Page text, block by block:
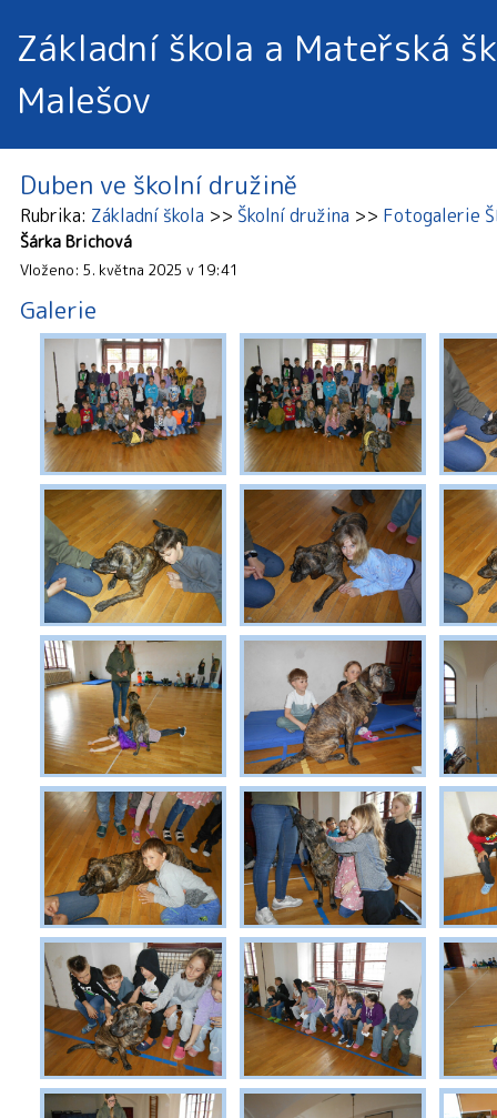
Základní škola a Mateřská
Malešov
Duben ve školní družině
Rubrika Základní škola Školní družina Fotogalerie
Šárka Brichová
Vloženo: 5. května 2025 v 19:41
Galerie